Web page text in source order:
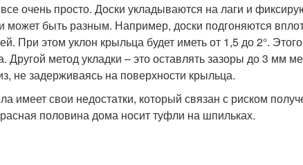
все очень просто. Доски укладываются на лаги и
может быть разным. Например, доски подгоняются
При этом уклон крыльца будет иметь от 1,5 до 2°. Этого
Другой метод укладки – это оставлять зазоры до 3 мм
не задерживаясь на поверхности крыльца.
имеет свои недостатки, который связан с риском
половина дома носит туфли на шпильках.